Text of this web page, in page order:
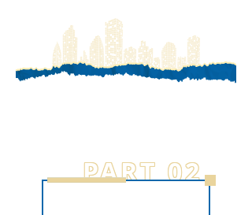
PART 02